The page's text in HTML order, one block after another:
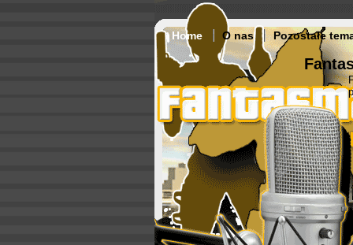
Home O nas Pozostałe